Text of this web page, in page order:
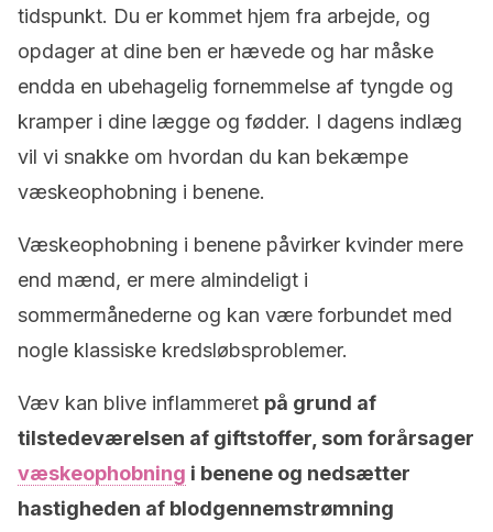
tidspunkt. Du er kommet hjem fra arbejde, og
opdager at dine ben er hævede og har måske
endda en ubehagelig fornemmelse af tyngde og
kramper i dine lægge og fødder. I dagens indlæg
vil vi snakke om hvordan du kan bekæmpe
væskeophobning i benene.
Væskeophobning i benene påvirker kvinder mere
end mænd, er mere almindeligt i
sommermånederne og kan være forbundet med
nogle klassiske kredsløbsproblemer.
Væv kan blive inflammeret på grund af
tilstedeværelsen af giftstoffer, som forårsager
væskeophobning i benene og nedsætter
hastigheden af blodgennemstrømning